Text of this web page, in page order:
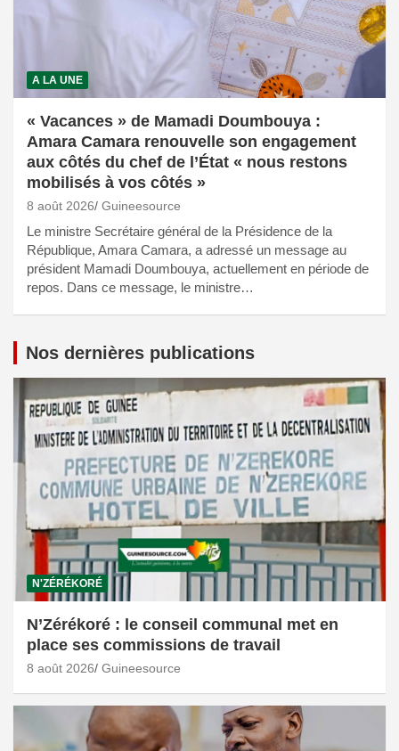
A LA UNE
« Vacances » de Mamadi Doumbouya :
Amara Camara renouvelle son engagement
aux côtés du chef de l’État « nous restons
mobilisés à vos côtés »
8 août 2026 Guineesource
Le ministre Secrétaire général de la Présidence de la
République, Amara Camara, a adressé un message au
président Mamadi Doumbouya, actuellement en période de
repos. Dans ce message, le ministre…
Nos dernières publications
N'ZÉRÉKORÉ
N’Zérékoré : le conseil communal met en
place ses commissions de travail
8 août 2026 Guineesource